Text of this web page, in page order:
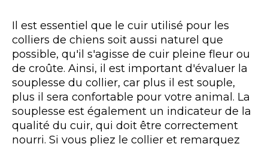
Il est essentiel que le cuir utilisé pour les
colliers de chiens soit aussi naturel que
possible, qu'il s'agisse de cuir pleine fleur ou
de croûte. Ainsi, il est important d'évaluer la
souplesse du collier, car plus il est souple,
plus il sera confortable pour votre animal. La
souplesse est également un indicateur de la
qualité du cuir, qui doit être correctement
nourri. Si vous pliez le collier et remarquez